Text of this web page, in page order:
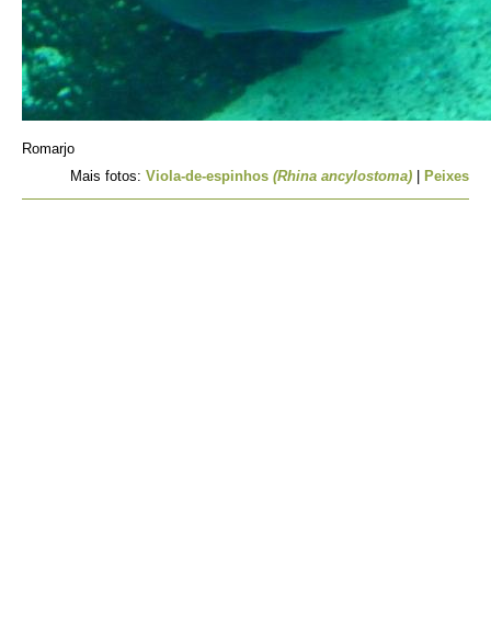
Romarjo
Mais fotos: Viola-de-espinhos (Rhina ancylostoma) Peixes